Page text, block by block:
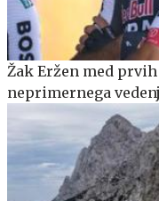
Žak Eržen med
neprimernega